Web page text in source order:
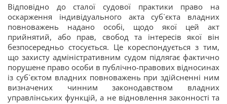
Відповідно до сталої судової практики право на
оскарження індивідуального акта суб`єкта владних
повноважень надано особі, щодо якої цей акт
прийнятий, або прав, свобод та інтересів якої він
безпосередньо стосується. Це кореспондується з тим,
що захисту адміністративним судом підлягає фактично
порушене право особи в публічно-правових відносинах
із суб`єктом владних повноважень при здійсненні ним
визначених чинним законодавством владних
управлінських функцій, а не відновлення законності та